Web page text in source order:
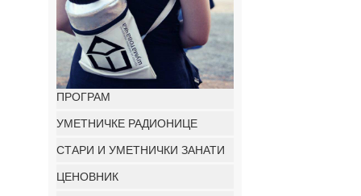
ПРОГРАМ
УМЕТНИЧКЕ РАДИОНИЦЕ
СТАРИ И УМЕТНИЧКИ ЗАНАТИ
ЦЕНОВНИК